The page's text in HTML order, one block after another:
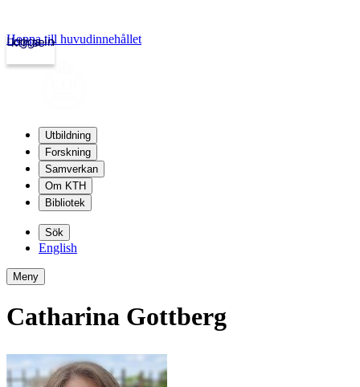
kth.se
Logga in
Hoppa till huvudinnehållet
Utbildning
Forskning
Samverkan
Om KTH
Bibliotek
Sök
English
Meny
Catharina Gottberg